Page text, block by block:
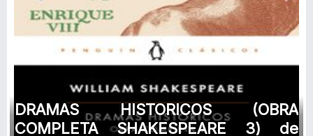
DRAMAS HISTORICOS (OBRA
COMPLETA SHAKESPEARE 3) de